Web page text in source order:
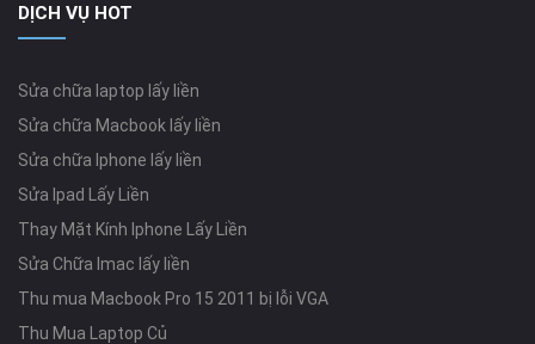
DỊCH VỤ HOT
Sửa chữa laptop lấy liền
Sửa chữa Macbook lấy liền
Sửa chữa Iphone lấy liền
Sửa Ipad Lấy Liền
Thay Mặt Kính Iphone Lấy Liền
Sửa Chữa Imac lấy liền
Thu mua Macbook Pro 15 2011 bị lỗi VGA
Thu Mua Laptop Củ